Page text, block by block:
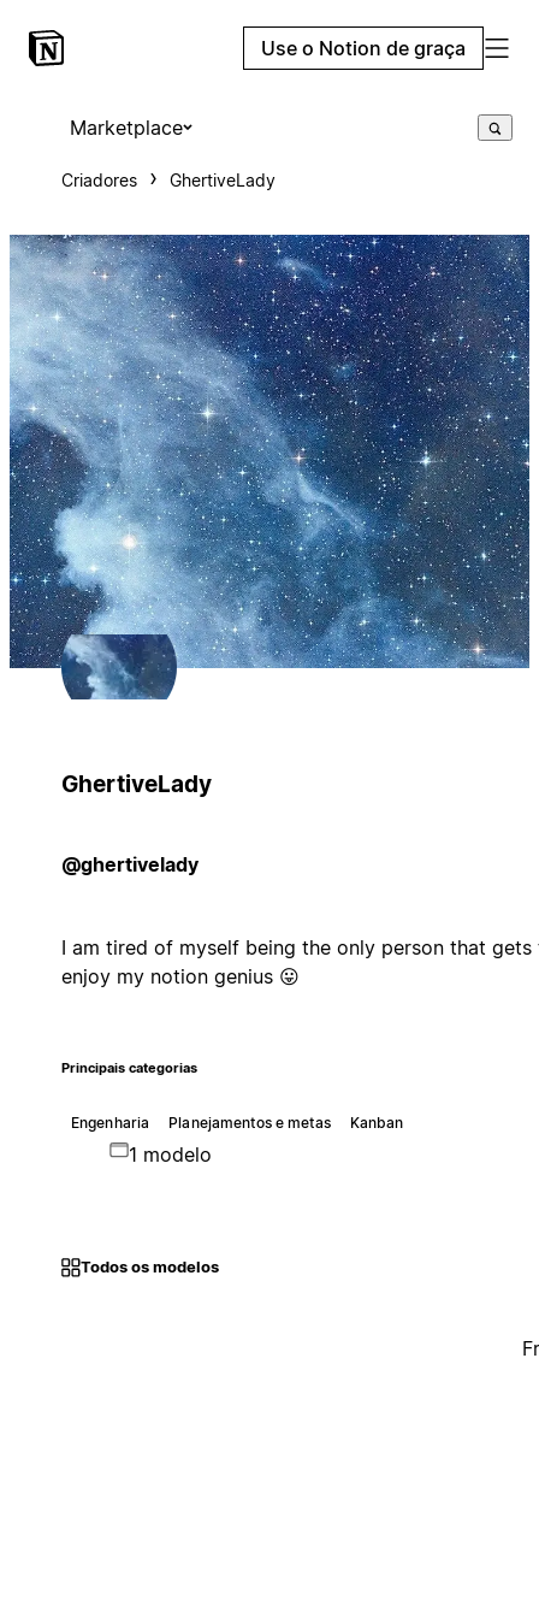
Use o Notion de graça
Marketplace
Criadores GhertiveLady
GhertiveLady
@ghertivelady
I am tired of myself being the only person that gets
enjoy my notion genius 😛
Principais categorias
Engenharia Planejamentos e metas Kanban
1 modelo
Todos os modelos